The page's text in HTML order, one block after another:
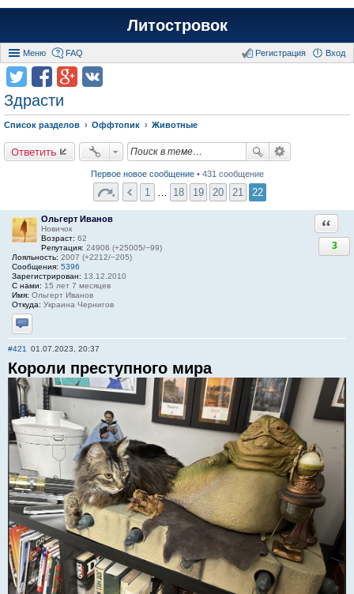
Литостровок
Меню FAQ Вход
Регистрация
Здрасти
Список разделов Оффтопик Животные
Ответить
Первое новое сообщение• 431 сообщение
1 18 19 20 21 22
Ольгерт Иванов
Новичок
Возраст: 62
Репутация: 24906 (+25005/−99)
Лояльность: 2007 (+2212/−205)
Сообщения: 5396
Зарегистрирован: 13.12.2010
С нами: 15 лет 7 месяцев
Имя: Ольгерт Иванов
Откуда: Украина Чернигов
Отправить личное сообщение
3
#421 01.07.2023, 20:37
Короли преступного мира